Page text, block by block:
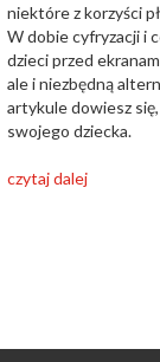
niektóre z korzyści
W dobie cyfryzacji i
dzieci przed
ale i niezbędną
artykule dowiesz
swojego dziecka.
czytaj dalej